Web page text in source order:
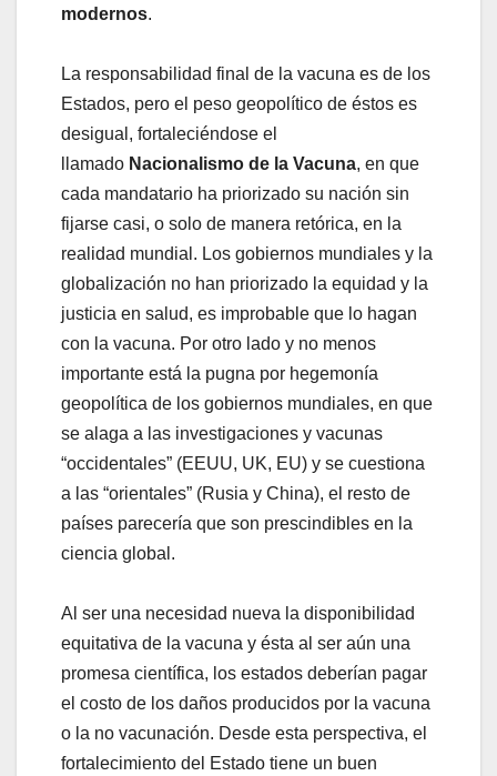
modernos.
La responsabilidad final de la vacuna es de los
Estados, pero el peso geopolítico de éstos es
desigual, fortaleciéndose el
llamado Nacionalismo de la Vacuna, en que
cada mandatario ha priorizado su nación sin
fijarse casi, o solo de manera retórica, en la
realidad mundial. Los gobiernos mundiales y la
globalización no han priorizado la equidad y la
justicia en salud, es improbable que lo hagan
con la vacuna. Por otro lado y no menos
importante está la pugna por hegemonía
geopolítica de los gobiernos mundiales, en que
se alaga a las investigaciones y vacunas
“occidentales” (EEUU, UK, EU) y se cuestiona
a las “orientales” (Rusia y China), el resto de
países parecería que son prescindibles en la
ciencia global.
Al ser una necesidad nueva la disponibilidad
equitativa de la vacuna y ésta al ser aún una
promesa científica, los estados deberían pagar
el costo de los daños producidos por la vacuna
o la no vacunación. Desde esta perspectiva, el
fortalecimiento del Estado tiene un buen